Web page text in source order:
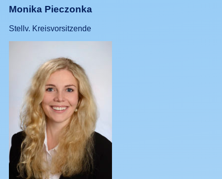
Monika Pieczonka
Stellv. Kreisvorsitzende